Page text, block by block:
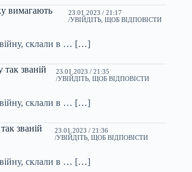
вимагають
23.01.2023 / 21:17
УВІЙДІТЬ, ЩОБ ВІДПОВІСТИ
склали в … […]
званій
23.01.2023 / 21:35
УВІЙДІТЬ, ЩОБ ВІДПОВІСТИ
склали в … […]
званій
23.01.2023 / 21:36
УВІЙДІТЬ, ЩОБ ВІДПОВІСТИ
склали в … […]